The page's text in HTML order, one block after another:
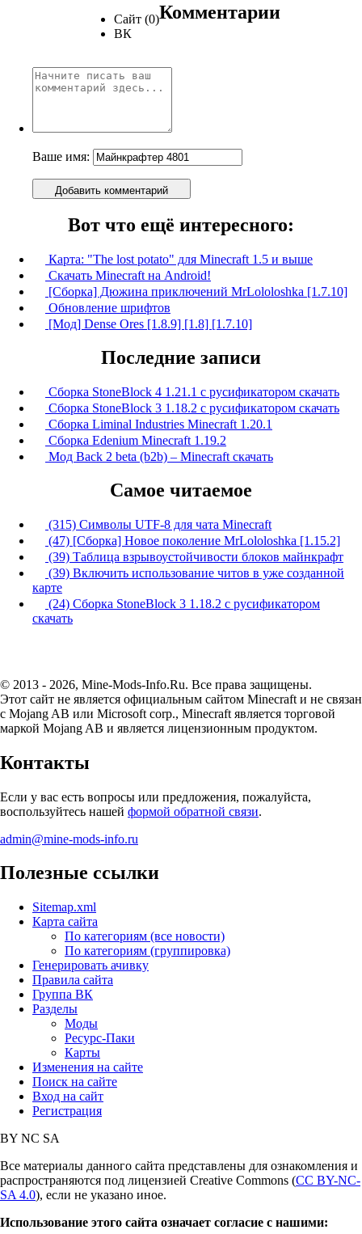
Сайт (0)
ВК
Комментарии
Ваше имя:
Добавить комментарий
Вот что ещё интересного:
Карта: "The lost potato" для Minecraft 1.5 и выше
Скачать Minecraft на Android!
[Сборка] Дюжина приключений MrLololoshka [1.7.10]
Обновление шрифтов
[Мод] Dense Ores [1.8.9] [1.8] [1.7.10]
Последние записи
Сборка StoneBlock 4 1.21.1 с русификатором скачать
Сборка StoneBlock 3 1.18.2 с русификатором скачать
Сборка Liminal Industries Minecraft 1.20.1
Сборка Edenium Minecraft 1.19.2
Мод Back 2 beta (b2b) – Minecraft скачать
Самое читаемое
(315) Символы UTF-8 для чата Minecraft
(47) [Сборка] Новое поколение MrLololoshka [1.15.2]
(39) Таблица взрывоустойчивости блоков майнкрафт
(39) Включить использование читов в уже созданной
карте
(24) Сборка StoneBlock 3 1.18.2 с русификатором
скачать
© 2013 - 2026, Mine-Mods-Info.Ru. Все права защищены.
Этот сайт не является официальным сайтом Minecraft и не связан
с Mojang AB или Microsoft corp., Minecraft является торговой
маркой Mojang AB и является лицензионным продуктом.
Контакты
Если у вас есть вопросы или предложения, пожалуйста,
воспользуйтесь нашей формой обратной связи.
admin@mine-mods-info.ru
Полезные ссылки
Sitemap.xml
Карта сайта
По категориям (все новости)
По категориям (группировка)
Генерировать ачивку
Правила сайта
Группа ВК
Разделы
Моды
Ресурс-Паки
Карты
Изменения на сайте
Поиск на сайте
Вход на сайт
Регистрация
BY NC SA
Все материалы данного сайта представлены для ознакомления и
распространяются под лицензией Creative Commons (CC BY-NC-
SA 4.0), если не указано иное.
Использование этого сайта означает согласие с нашими: